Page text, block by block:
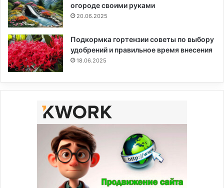
огороде своими руками
20.06.2025
Подкормка гортензии советы по выбору
удобрений и правильное время внесения
18.06.2025